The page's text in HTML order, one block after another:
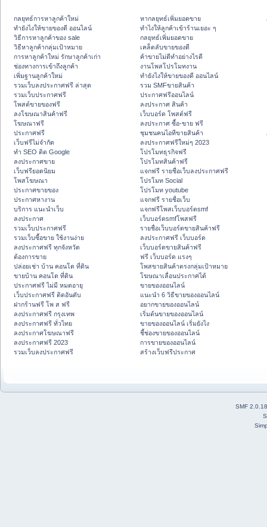
กลยุทธ์การหาลูกค้าใหม่
ทํายังไงให้ขายของดี ออนไลน์
วิธีการหาลูกค้าของ sale
วิธีหาลูกค้ากลุ่มเป้าหมาย
การหาลูกค้าใหม่ รักษาลูกค้าเก่า
ช่องทางการเข้าถึงลูกค้า
เพิ่มฐานลูกค้าใหม่
รวมเว็บลงประกาศฟรี ล่าสุด
รวมเว็บประกาศฟรี
โพสต์ขายของฟรี
ลงโฆษณาสินค้าฟรี
โฆษณาฟรี
ประกาศฟรี
เว็บฟรีไม่จำกัด
ทำ SEO ติด Google
ลงประกาศขาย
เว็บฟรียอดนิยม
โพสโฆษณา
ประกาศขายของ
ประกาศหางาน
บริการ แนะนำเว็บ
ลงประกาศ
รวมเว็บประกาศฟรี
รวมเว็บซื้อขาย ใช้งานง่าย
ลงประกาศฟรี ทุกจังหวัด
ต้องการขาย
ปล่อยเช่า บ้าน คอนโด ที่ดิน
ขายบ้าน คอนโด ที่ดิน
ประกาศฟรี ไม่มี หมดอายุ
เว็บประกาศฟรี ติดอันดับ
ฝากร้านฟรี โพ ส ฟรี
ลงประกาศฟรี กรุงเทพ
ลงประกาศฟรี ทั่วไทย
ลงประกาศโฆษณาฟรี
ลงประกาศฟรี 2023
รวมเว็บลงประกาศฟรี
หากลยุทธ์เพิ่มยอดขาย
ทําไงให้ลูกค้าเข้าร้านเยอะ ๆ
กลยุทธ์เพิ่มยอดขาย
เคล็ดลับขายของดี
ค้าขายไม่ดีทำอย่างไรดี
งานโพสโปรโมทงาน
ทํายังไงให้ขายของดี ออนไลน์
รวม SMFขายสินค้า
ประกาศฟรีออนไลน์
ลงประกาศ สินค้า
เว็บบอร์ด โพสต์ฟรี
ลงประกาศ ซื้อ-ขาย ฟรี
ชุมชนคนไอทีขายสินค้า
ลงประกาศฟรีใหม่ๆ 2023
โปรโมทธุรกิจฟรี
โปรโมทสินค้าฟรี
แจกฟรี รายชื่อเว็บลงประกาศฟรี
โปรโมท Social
โปรโมท youtube
แจกฟรี รายชื่อเว็บ
แจกฟรีโพสเว็บบอร์ดsmf
เว็บบอร์ดsmfโพสฟรี
รายชื่อเว็บบอร์ดขายสินค้าฟรี
ลงประกาศฟรี เว็บบอร์ด
เว็บบอร์ดขายสินค้าฟรี
ฟรี เว็บบอร์ด แรงๆ
โพสขายสินค้าตรงกลุ่มเป้าหมาย
โฆษณาเลื่อนประกาศได้
ขายของออนไลน์
แนะนำ 6 วิธีขายของออนไลน์
อยากขายของออนไลน์
เริ่มต้นขายของออนไลน์
ขายของออนไลน์ เริ่มยังไง
ชี้ช่องขายของออนไลน์
การขายของออนไลน์
สร้างเว็บฟรีประกาศ
SMF 2.0.18